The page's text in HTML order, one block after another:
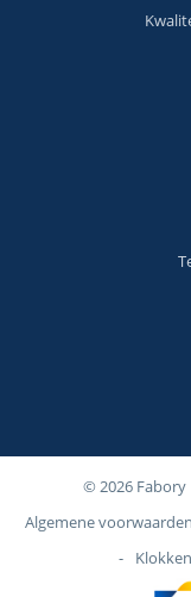
© 2026 Fabory
Algemene voorwaarden
-